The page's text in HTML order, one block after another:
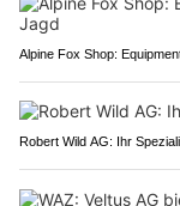
Alpine Fox Shop:
Robert Wild AG: Ihr